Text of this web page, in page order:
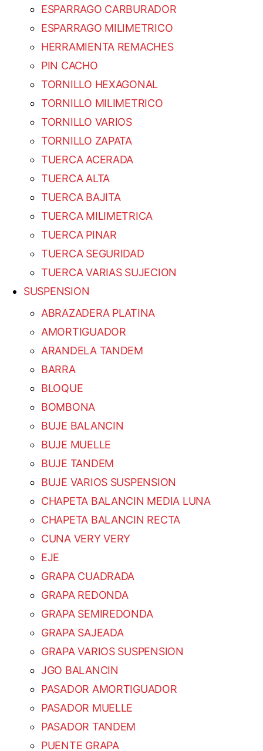
ESPARRAGO CARBURADOR
ESPARRAGO MILIMETRICO
HERRAMIENTA REMACHES
PIN CACHO
TORNILLO HEXAGONAL
TORNILLO MILIMETRICO
TORNILLO VARIOS
TORNILLO ZAPATA
TUERCA ACERADA
TUERCA ALTA
TUERCA BAJITA
TUERCA MILIMETRICA
TUERCA PINAR
TUERCA SEGURIDAD
TUERCA VARIAS SUJECION
SUSPENSION
ABRAZADERA PLATINA
AMORTIGUADOR
ARANDELA TANDEM
BARRA
BLOQUE
BOMBONA
BUJE BALANCIN
BUJE MUELLE
BUJE TANDEM
BUJE VARIOS SUSPENSION
CHAPETA BALANCIN MEDIA LUNA
CHAPETA BALANCIN RECTA
CUNA VERY VERY
EJE
GRAPA CUADRADA
GRAPA REDONDA
GRAPA SEMIREDONDA
GRAPA SAJEADA
GRAPA VARIOS SUSPENSION
JGO BALANCIN
PASADOR AMORTIGUADOR
PASADOR MUELLE
PASADOR TANDEM
PUENTE GRAPA